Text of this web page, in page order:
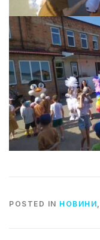
POSTED IN НОВИНИ